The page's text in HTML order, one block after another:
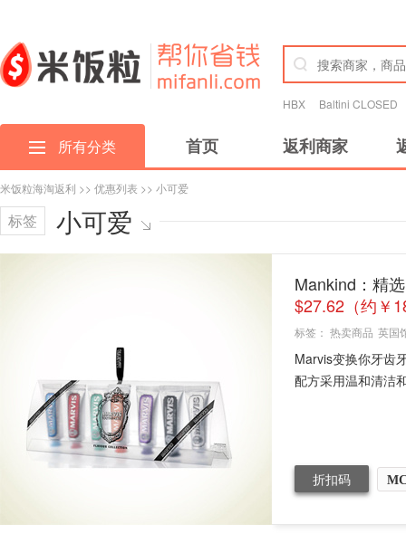
HBX Baltini CLOSED
所有分类 首页 返利商家
米饭粒海淘返利 >> 优惠列表 >> 小可爱
标签 小可爱
Mankind：精
$27.62（约￥
标签： 热卖商品 英国
Marvis变换你牙齿
配方采用温和清洁
折扣码